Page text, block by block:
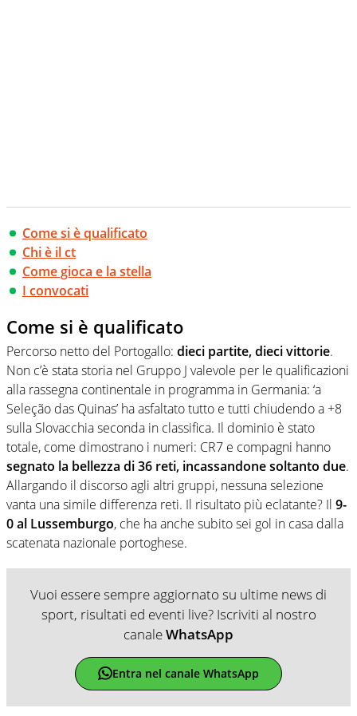
Come si è qualificato
Chi è il ct
Come gioca e la stella
I convocati
Come si è qualificato
Percorso netto del Portogallo: dieci partite, dieci vittorie.
Non c’è stata storia nel Gruppo J valevole per le qualificazioni
alla rassegna continentale in programma in Germania: ‘a
Seleção das Quinas’ ha asfaltato tutto e tutti chiudendo a +8
sulla Slovacchia seconda in classifica. Il dominio è stato
totale, come dimostrano i numeri: CR7 e compagni hanno
segnato la bellezza di 36 reti, incassandone soltanto due.
Allargando il discorso agli altri gruppi, nessuna selezione
vanta una simile differenza reti. Il risultato più eclatante? Il 9-
0 al Lussemburgo, che ha anche subito sei gol in casa dalla
scatenata nazionale portoghese.
Vuoi essere sempre aggiornato su ultime news di
sport, risultati ed eventi live? Iscriviti al nostro
canaleWhatsApp
Entra nel canale WhatsApp